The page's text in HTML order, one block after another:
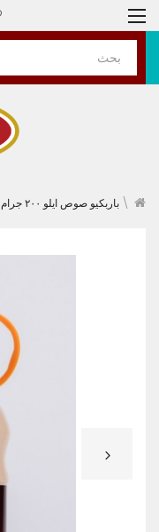
باربكيو صوص ايلو ٢٠٠ جرام